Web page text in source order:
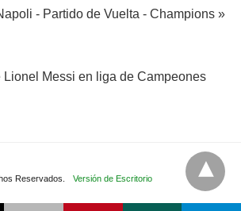
- Partido de Vuelta - Champions »
Lionel Messi en liga de Campeones
Reservados. Versión de Escritorio